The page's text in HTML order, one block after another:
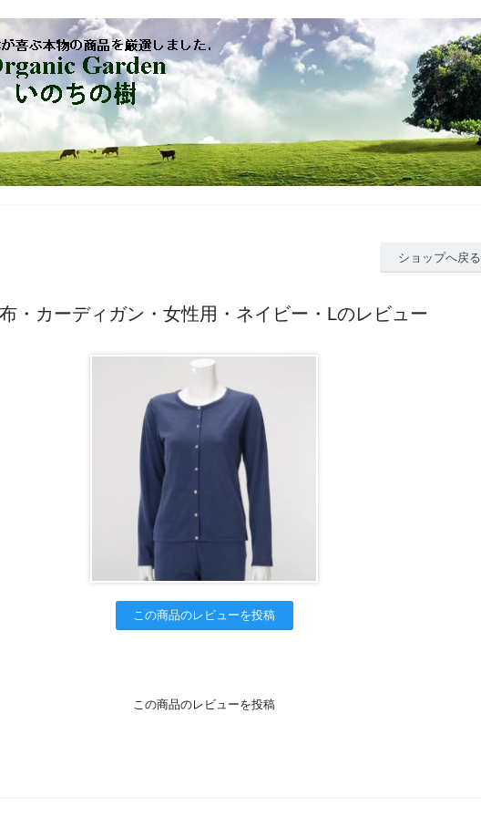
ショップへ戻る
・カーディガン・女性用・ネイビー・Lのレビュー
この商品のレビューを投稿
この商品のレビューを投稿